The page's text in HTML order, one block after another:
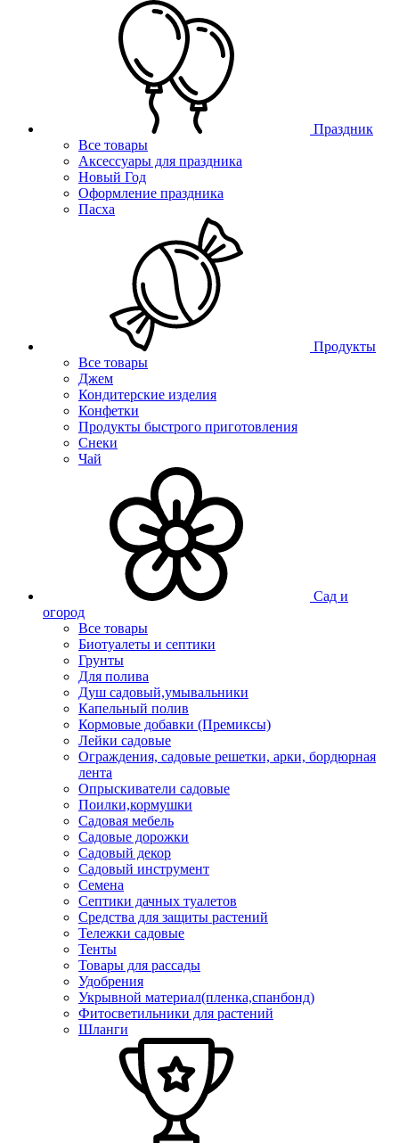
Праздник
Все товары
Аксессуары для праздника
Новый Год
Оформление праздника
Пасха
Продукты
Все товары
Джем
Кондитерские изделия
Конфетки
Продукты быстрого приготовления
Снеки
Чай
Сад и
огород
Все товары
Биотуалеты и септики
Грунты
Для полива
Душ садовый,умывальники
Капельный полив
Кормовые добавки (Премиксы)
Лейки садовые
Ограждения, садовые решетки, арки, бордюрная
лента
Опрыскиватели садовые
Поилки,кормушки
Садовая мебель
Садовые дорожки
Садовый декор
Садовый инструмент
Семена
Септики дачных туалетов
Средства для защиты растений
Тележки садовые
Тенты
Товары для рассады
Удобрения
Укрывной материал(пленка,спанбонд)
Фитосветильники для растений
Шланги